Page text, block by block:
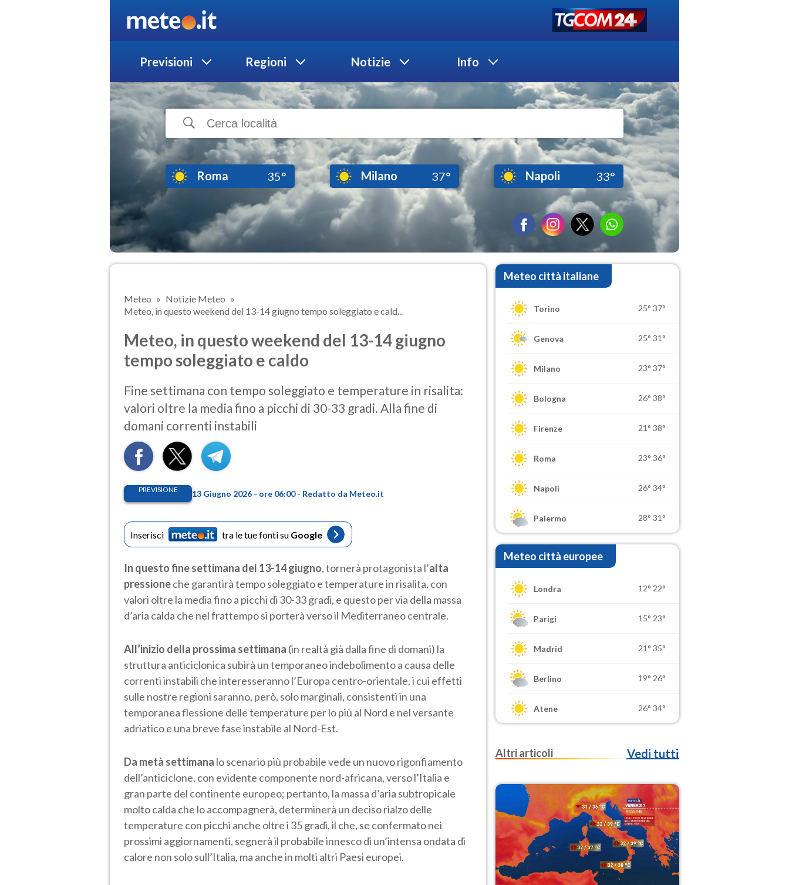
Previsioni Regioni Notizie Info
Roma 35° Milano 37° Napoli 33°
Meteo
Notizie Meteo
Meteo, in questo weekend del 13-14 giugno tempo soleggiato e cald...
Meteo, in questo weekend del 13-14 giugno
tempo soleggiato e caldo
Fine settimana con tempo soleggiato e temperature in risalita:
valori oltre la media fino a picchi di 30-33 gradi. Alla fine di
domani correnti instabili
PREVISIONE 13 Giugno 2026 - ore 06:00 - Redatto da Meteo.it
Inserisci tra le tue fonti su Google
In questo fine settimana del 13-14 giugno, tornerà protagonista l’alta
pressioneche garantirà tempo soleggiato e temperature in risalita, con
valori oltre la media fino a picchi di 30-33 gradi, e questo per via della massa
d’aria calda che nel frattempo si porterà verso il Mediterraneo centrale.
All’inizio della prossima settimana (in realtà già dalla fine di domani) la
struttura anticiclonica subirà un temporaneo indebolimento a causa delle
correnti instabili che interesseranno l’Europa centro-orientale, i cui effetti
sulle nostre regioni saranno, però, solo marginali, consistenti in una
temporanea flessione delle temperature per lo più al Nord e nel versante
adriatico e una breve fase instabile al Nord-Est.
Da metà settimana lo scenario più probabile vede un nuovo rigonfiamento
dell’anticiclone, con evidente componente nord-africana, verso l’Italia e
gran parte del continente europeo; pertanto, la massa d’aria subtropicale
molto calda che lo accompagnerà, determinerà un deciso rialzo delle
temperature con picchi anche oltre i 35 gradi, il che, se confermato nei
prossimi aggiornamenti, segnerà il probabile innesco di un’intensa ondata di
calore non solo sull’Italia, ma anche in molti altri Paesi europei.
Meteo città italiane
Torino 25° 37°
Genova 25° 31°
Milano 23° 37°
Bologna 26° 38°
Firenze 21° 38°
Roma 23° 36°
Napoli 26° 34°
Palermo 28° 31°
Meteo città europee
Londra 12° 22°
Parigi 15° 23°
Madrid 21° 35°
Berlino 19° 26°
Atene 26° 34°
Altri articoli Vedi tutti